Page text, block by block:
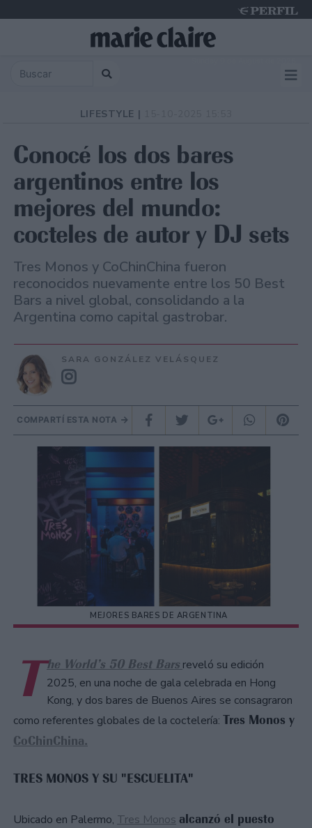
LIFESTYLE |
Conocé los dos bares
argentinos entre los
mejores del mundo:
cocteles de autor y DJ sets
Tres Monos y CoChinChina fueron
reconocidos nuevamente entre los 50 Best
Bars a nivel global, consolidando a la
Argentina como capital gastrobar.
SARA GONZÁLEZ VELÁSQUEZ
COMPARTÍ ESTA NOTA
MEJORES BARES DE ARGENTINA
T he World’s 50 Best Bars reveló su edición
2025, ​en una noche de gala celebrada en Hong
Kong, y dos bares de Buenos Aires se consagraron
como referentes globales de la coctelería: Tres Monos y
CoChinChina.
TRES MONOS Y SU "ESCUELITA"
Ubicado en Palermo, Tres Monos alcanzó el puesto